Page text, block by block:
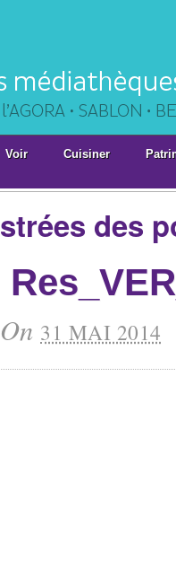
Voir Cuisiner
des
On 31 MAI 2014